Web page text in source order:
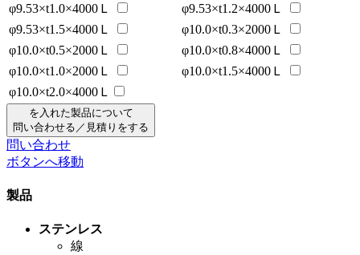
φ9.53×t1.0×4000Ｌ
φ9.53×t1.2×4000Ｌ
φ9.53×t1.5×4000Ｌ
φ10.0×t0.3×2000Ｌ
φ10.0×t0.5×2000Ｌ
φ10.0×t0.8×4000Ｌ
φ10.0×t1.0×2000Ｌ
φ10.0×t1.5×4000Ｌ
φ10.0×t2.0×4000Ｌ
を入れた製品について
問い合わせる／見積りをする
問い合わせ
ボタンへ移動
製品
ステンレス
線